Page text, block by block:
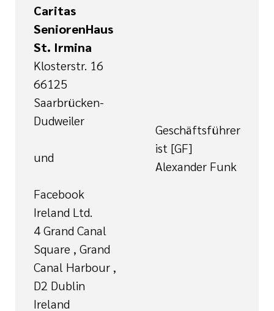
Caritas
SeniorenHaus
St. Irmina
Klosterstr. 16
66125
Saarbrücken-
Dudweiler
und
Facebook
Ireland Ltd.
4 Grand Canal
Square , Grand
Canal Harbour ,
D2 Dublin
Ireland
Geschäftsführer
ist [GF]
Alexander Funk